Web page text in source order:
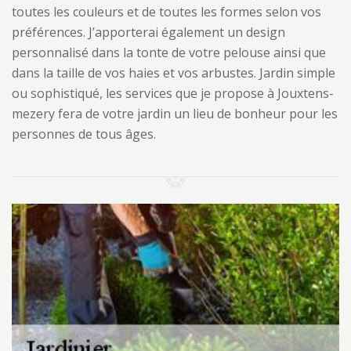
toutes les couleurs et de toutes les formes selon vos
préférences. J’apporterai également un design
personnalisé dans la tonte de votre pelouse ainsi que
dans la taille de vos haies et vos arbustes. Jardin simple
ou sophistiqué, les services que je propose à Jouxtens-
mezery fera de votre jardin un lieu de bonheur pour les
personnes de tous âges.